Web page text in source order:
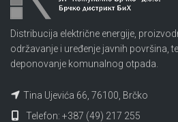
Distribucija električne energije,
održavanje i uređenje javnih površina,
deponovanje komunalnog otpada.
Tina Ujevića 66, 76100, Brčko
Telefon: +387 (49) 217 255